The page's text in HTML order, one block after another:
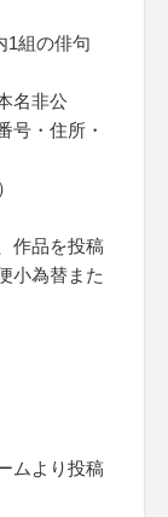
1組の俳句
名非公
号・住所・
作品を投稿
小為替また
ムより投稿